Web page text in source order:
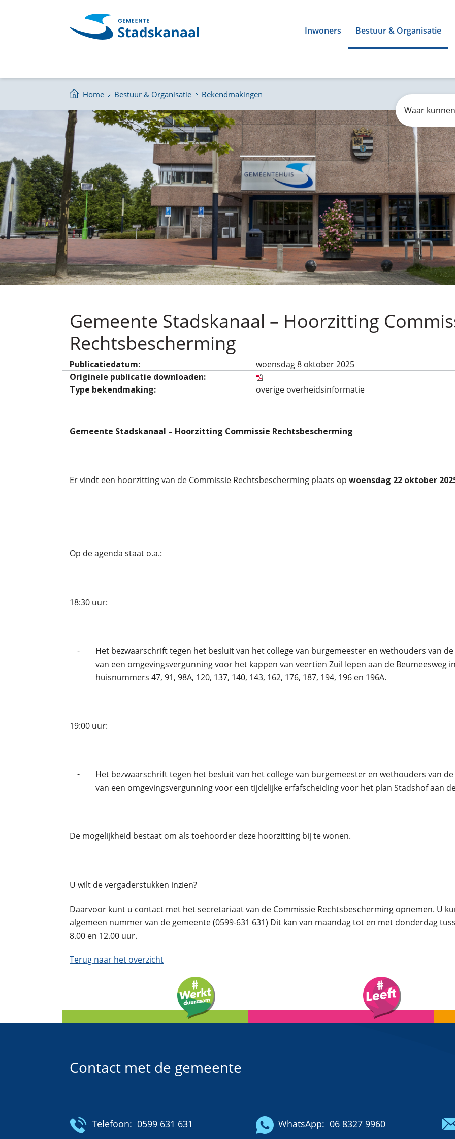
Inwoners Bestuur & Organisatie
Home Bestuur & Organisatie Bekendmakingen Zoeken
Waar
kunnen
wij
u
mee
helpen?
Gemeente Stadskanaal – Hoorzitting
Rechtsbescherming
Publicatiedatum:
woensdag 8 oktober 2025
Originele publicatie downloaden:
Type bekendmaking:
overige overheidsinformatie
Gemeente Stadskanaal – Hoorzitting Commissie Rechtsbescherming
Er vindt een hoorzitting van de Commissie Rechtsbescherming plaats op woensdag 22 oktober
Op de agenda staat o.a.:
18:30 uur:
-
Het bezwaarschrift tegen het besluit van het college van burgemeester en wethouders van
van een omgevingsvergunning voor het kappen van veertien Zuil Iepen aan de Beumeesweg
huisnummers 47, 91, 98A, 120, 137, 140, 143, 162, 176, 187, 194, 196 en 196A.
19:00 uur:
-
Het bezwaarschrift tegen het besluit van het college van burgemeester en wethouders van
van een omgevingsvergunning voor een tijdelijke erfafscheiding voor het plan Stadshof aan
De mogelijkheid bestaat om als toehoorder deze hoorzitting bij te wonen.
U wilt de vergaderstukken inzien?
Daarvoor kunt u contact met het secretariaat van de Commissie Rechtsbescherming opnemen. U
algemeen nummer van de gemeente (0599-631 631) Dit kan van maandag tot en met donderdag
8.00 en 12.00 uur.
Terug naar het overzicht
Contact met de gemeente
Telefoon: 0599 631 631 WhatsApp: 06 8327 9960